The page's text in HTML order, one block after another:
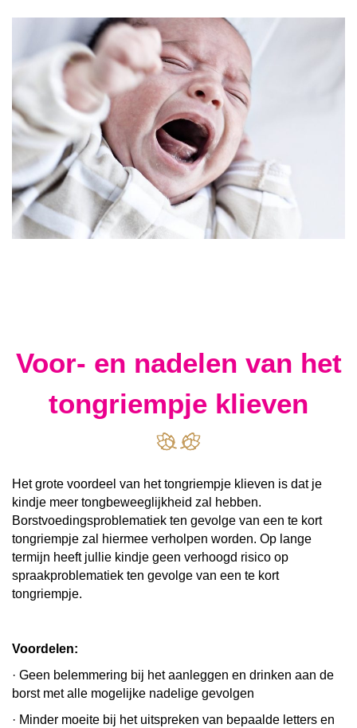
Voor- en nadelen van het
tongriempje klieven
Het grote voordeel van het tongriempje klieven is dat je
kindje meer tongbeweeglijkheid zal hebben.
Borstvoedingsproblematiek ten gevolge van een te kort
tongriempje zal hiermee verholpen worden. Op lange
termijn heeft jullie kindje geen verhoogd risico op
spraakproblematiek ten gevolge van een te kort
tongriempje.
Voordelen:
· Geen belemmering bij het aanleggen en drinken aan de
borst met alle mogelijke nadelige gevolgen
· Minder moeite bij het uitspreken van bepaalde letters en